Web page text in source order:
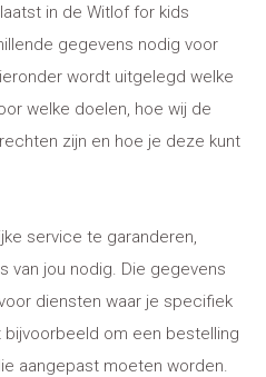
in de Witlof for kids
gegevens nodig voor
wordt uitgelegd welke
welke doelen, hoe wij de
zijn en hoe je deze kunt
service te garanderen,
van jou nodig. Die gegevens
diensten waar je specifiek
om een bestelling
aangepast moeten worden.